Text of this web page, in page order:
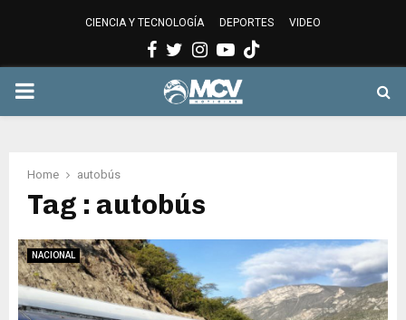
CIENCIA Y TECNOLOGÍA DEPORTES VIDEO
Facebook
Twitter
Instagram
Youtube
PRIMARY
Home autobús
Tag : autobús
NACIONAL